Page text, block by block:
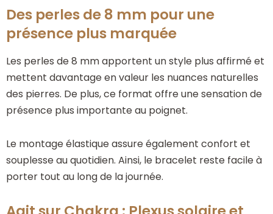
Des perles de 8 mm pour une
présence plus marquée
Les perles de 8 mm apportent un style plus affirmé et
mettent davantage en valeur les nuances naturelles
des pierres. De plus, ce format offre une sensation de
présence plus importante au poignet.
Le montage élastique assure également confort et
souplesse au quotidien. Ainsi, le bracelet reste facile à
porter tout au long de la journée.